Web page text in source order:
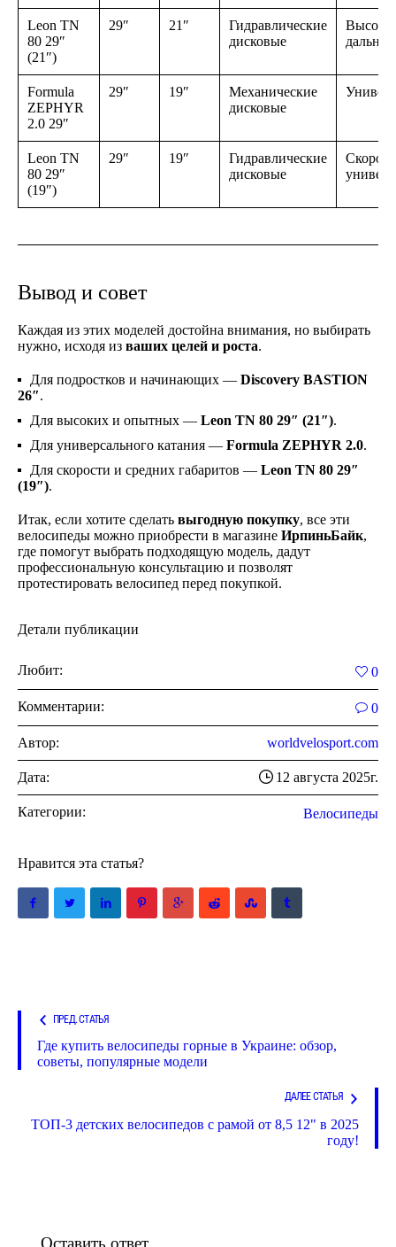
Leon TN
80 29″
(21″)
29″ 21″
Гидравлические
дисковые
Formula
ZEPHYR
2.0 29″
29″ 19″
Механические
дисковые
Leon TN
80 29″
(19″)
29″ 19″
Гидравлические
дисковые
Вывод и совет
Каждая из этих моделей достойна внимания, но выбирать
нужно, исходя из ваших целей и роста.
Для подростков и начинающих — Discovery BASTION
26″.
Для высоких и опытных — Leon TN 80 29″ (21″).
Для универсального катания — Formula ZEPHYR 2.0.
Для скорости и средних габаритов — Leon TN 80 29″
(19″).
Итак, если хотите сделать выгодную покупку, все эти
велосипеды можно приобрести в магазине ИрпиньБайк,
где помогут выбрать подходящую модель, дадут
профессиональную консультацию и позволят
протестировать велосипед перед покупкой.
Детали публикации
Любит: 0
Комментарии: 0
Автор: worldvelosport.com
Дата: 12 августа 2025г.
Категории: Велосипеды
Нравится эта статья?
ПРЕД. СТАТЬЯ
Где купить велосипеды горные в Украине: обзор,
советы, популярные модели
ДАЛЕЕ СТАТЬЯ
ТОП-3 детских велосипедов с рамой от 8,5 12" в 2025
году!
Оставить ответ